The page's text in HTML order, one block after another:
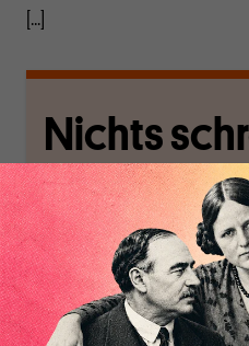
[...]
Nichts
von allein!
Nur für Abonnenten
MAKROSKOP analysiert
wirtschaftspolitische